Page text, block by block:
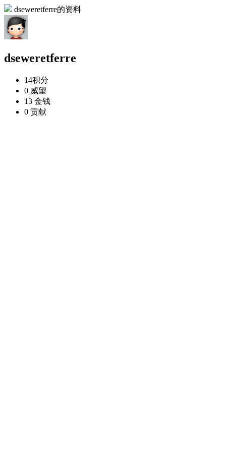
dseweretferre的资料
dseweretferre
14积分
0 威望
13 金钱
0 贡献